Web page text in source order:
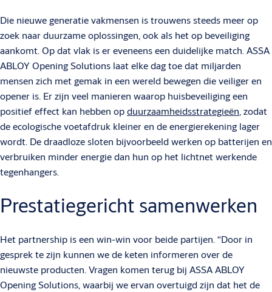
Die nieuwe generatie vakmensen is trouwens steeds meer op
zoek naar duurzame oplossingen, ook als het op beveiliging
aankomt. Op dat vlak is er eveneens een duidelijke match. ASSA
ABLOY Opening Solutions laat elke dag toe dat miljarden
mensen zich met gemak in een wereld bewegen die veiliger en
opener is. Er zijn veel manieren waarop huisbeveiliging een
positief effect kan hebben opduurzaamheidsstrategieën, zodat
de ecologische voetafdruk kleiner en de energierekening lager
wordt. De draadloze sloten bijvoorbeeld werken op batterijen en
verbruiken minder energie dan hun op het lichtnet werkende
tegenhangers.
Prestatiegericht samenwerken
Het partnership is een win-win voor beide partijen. “Door in
gesprek te zijn kunnen we de keten informeren over de
nieuwste producten. Vragen komen terug bij ASSA ABLOY
Opening Solutions, waarbij we ervan overtuigd zijn dat het de